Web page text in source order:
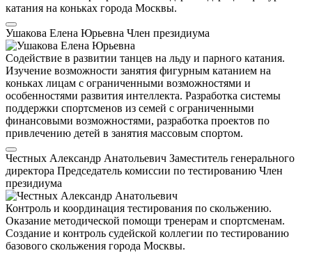
катания на коньках города Москвы.
Ушакова Елена Юрьевна Член президиума
Содействие в развитии танцев на льду и парного катания.
Изучение возможности занятия фигурным катанием на
коньках лицам с ограниченными возможностями и
особенностями развития интеллекта. Разработка системы
поддержки спортсменов из семей с ограниченными
финансовыми возможностями, разработка проектов по
привлечению детей в занятия массовым спортом.
Честных Александр Анатольевич Заместитель генерального
директора Председатель комиссии по тестированию Член
президиума
Контроль и координация тестирования по скольжению.
Оказание методической помощи тренерам и спортсменам.
Создание и контроль судейской коллегии по тестированию
базового скольжения города Москвы.